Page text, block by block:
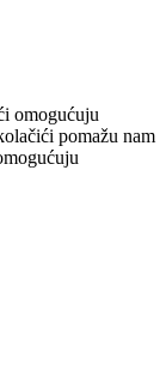
omogućuju
pomažu nam